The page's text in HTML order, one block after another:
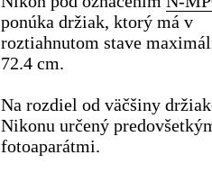
ponúka držiak, ktorý má v
roztiahnutom stave
72.4 cm.
Na rozdiel od väčšiny
Nikonu určený
fotoaparátmi.